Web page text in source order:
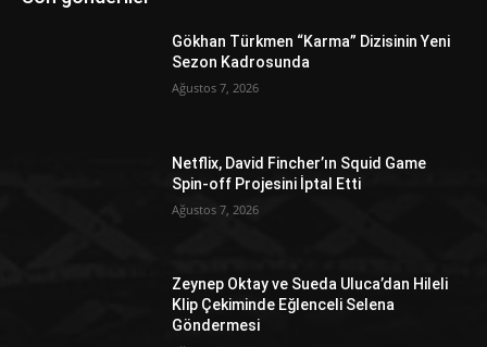
Gökhan Türkmen “Karma” Dizisinin Yeni
Sezon Kadrosunda
Ağustos 7, 2026
Netflix, David Fincher’ın Squid Game
Spin-off Projesini İptal Etti
Ağustos 7, 2026
Zeynep Oktay ve Sueda Uluca’dan Hileli
Klip Çekiminde Eğlenceli Selena
Göndermesi